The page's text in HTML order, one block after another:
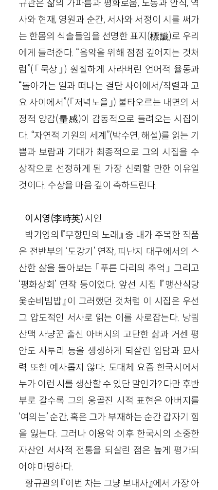
규관은 삶의 가파름과 평화로움, 노동과 안식, 역
사와 현재, 영원과 순간, 서사와 서정이 시를 써가
는 한몸의 식솔들임을 선명한 표지(標識)로 우리
에게 들려준다. “음악을 위해 점점 깊어지는 것처
럼”(「묵상」) 훤칠하게 자라버린 언어적 율동과
“돌아가는 일과 떠나는 결단 사이에서/작렬과 고
요 사이에서”(「저녁노을」) 불타오르는 내면의 서
정적 양감(量感)이 감동적으로 들려오는 시집이
다. “자연적 기원의 세계”(박수연, 해설)를 읽는 기
쁨과 보람과 기대가 최종적으로 그의 시집을 수
상작으로 선정하게 된 가장 신뢰할 만한 이유일
것이다. 수상을 마음 깊이 축하드린다.
이시영(李時英) 시인
박기영의 『무향민의 노래』 중 내가 주목한 작품
은 전반부의 ‘도강기’ 연작, 피난지 대구에서의 스
산한 삶을 돌아보는 「푸른 다리의 추억」 그리고
‘평화상회’ 연작 등이었다. 앞선 시집 『맹산식당
옻순비빔밥』이 그러했던 것처럼 이 시집은 우선
그 압도적인 서사로 읽는 이를 사로잡는다. 낭림
산맥 사냥꾼 출신 아버지의 고단한 삶과 거센 평
안도 사투리 등을 생생하게 되살린 입담과 묘사
력 또한 예사롭지 않다. 도대체 요즘 한국시에서
누가 이런 시를 생산할 수 있단 말인가? 다만 후반
부로 갈수록 그의 옹골진 시적 표현은 아버지를
‘여의는’ 순간, 혹은 그가 부재하는 순간 갑자기 힘
을 잃는다. 그러나 이용악 이후 한국시의 소중한
자산인 서사적 전통을 되살린 점은 높게 평가되
어야 마땅하다.
황규관의 『이번 차는 그냥 보내자』에서 가장 아